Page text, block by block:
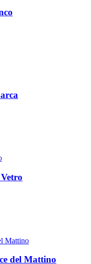
del Mattino